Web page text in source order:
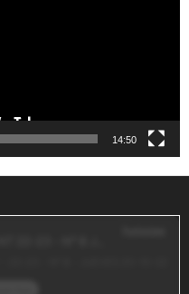
14:50